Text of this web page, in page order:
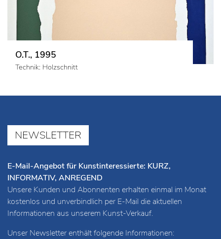
O.T., 1995
Technik: Holzschnitt
NEWSLETTER
E-Mail-Angebot für Kunstinteressierte: KURZ,
INFORMATIV, ANREGEND
Unsere Kunden und Abonnenten erhalten einmal im Monat
kostenlos und unverbindlich per E-Mail die aktuellen
Informationen aus unserem Kunst-Verkauf.
Unser Newsletter enthält folgende Informationen: